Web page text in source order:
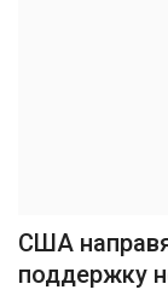
США
поддержку